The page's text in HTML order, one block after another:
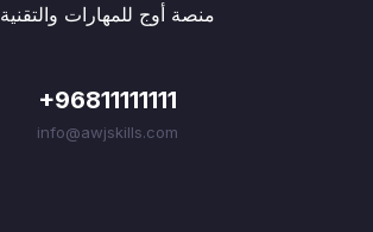
منصة أوج للمهارات والتقنية
+96811111111
info@awjskills.com